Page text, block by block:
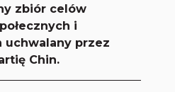
zbiór celów
i
przez
Chin.